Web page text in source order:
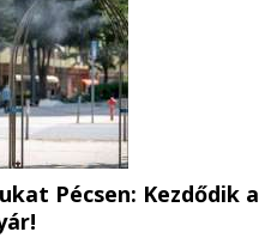
Pécsen: Kezdődik a